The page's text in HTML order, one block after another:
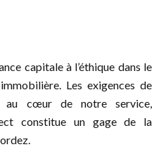
capitale à l’éthique dans le
Les exigences de
au cœur de notre service,
constitue un gage de la